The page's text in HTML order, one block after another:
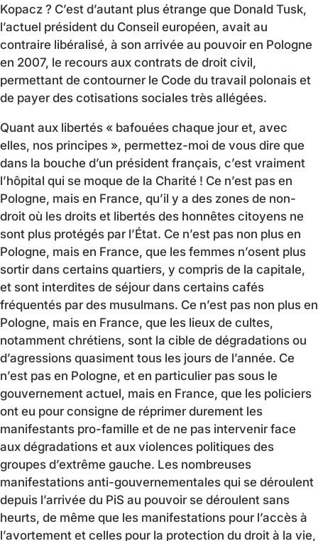
Kopacz ? C’est d’autant plus étrange que Donald Tusk,
l’actuel président du Conseil européen, avait au
contraire libéralisé, à son arrivée au pouvoir en Pologne
en 2007, le recours aux contrats de droit civil,
permettant de contourner le Code du travail polonais et
de payer des cotisations sociales très allégées.
Quant aux libertés « bafouées chaque jour et, avec
elles, nos principes », permettez-moi de vous dire que
dans la bouche d’un président français, c’est vraiment
l’hôpital qui se moque de la Charité ! Ce n’est pas en
Pologne, mais en France, qu’il y a des zones de non-
droit où les droits et libertés des honnêtes citoyens ne
sont plus protégés par l’État. Ce n’est pas non plus en
Pologne, mais en France, que les femmes n’osent plus
sortir dans certains quartiers, y compris de la capitale,
et sont interdites de séjour dans certains cafés
fréquentés par des musulmans. Ce n’est pas non plus en
Pologne, mais en France, que les lieux de cultes,
notamment chrétiens, sont la cible de dégradations ou
d’agressions quasiment tous les jours de l’année. Ce
n’est pas en Pologne, et en particulier pas sous le
gouvernement actuel, mais en France, que les policiers
ont eu pour consigne de réprimer durement les
manifestants pro-famille et de ne pas intervenir face
aux dégradations et aux violences politiques des
groupes d’extrême gauche. Les nombreuses
manifestations anti-gouvernementales qui se déroulent
depuis l’arrivée du PiS au pouvoir se déroulent sans
heurts, de même que les manifestations pour l’accès à
l’avortement et celles pour la protection du droit à la vie,